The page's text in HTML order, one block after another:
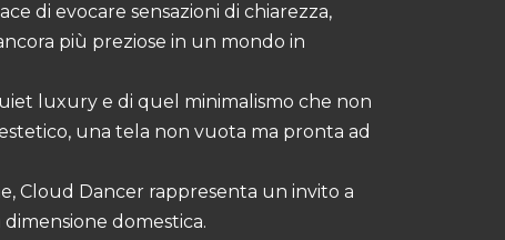
di evocare sensazioni di chiarezza,
più preziose in un mondo in
luxury e di quel minimalismo che non
una tela non vuota ma pronta ad
Cloud Dancer rappresenta un invito a
domestica.